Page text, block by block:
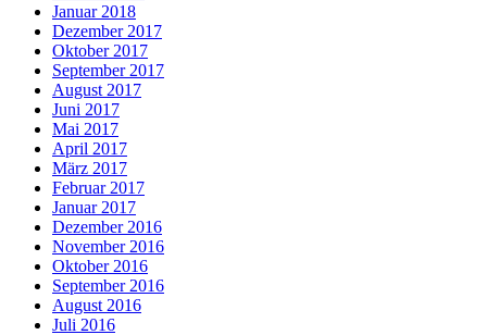
Januar 2018
Dezember 2017
Oktober 2017
September 2017
August 2017
Juni 2017
Mai 2017
April 2017
März 2017
Februar 2017
Januar 2017
Dezember 2016
November 2016
Oktober 2016
September 2016
August 2016
Juli 2016